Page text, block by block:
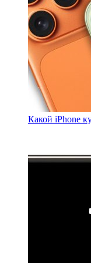
Какой iPhone